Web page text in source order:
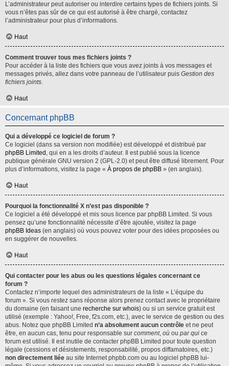
L’administrateur peut autoriser ou interdire certains types de fichiers joints. Si
vous n’êtes pas sûr de ce qui est autorisé à être chargé, contactez
l’administrateur pour plus d’informations.
Haut
Comment trouver tous mes fichiers joints ?
Pour accéder à la liste des fichiers que vous avez joints à vos messages et
messages privés, allez dans votre panneau de l’utilisateur puis Gestion des
fichiers joints.
Haut
Concernant phpBB
Qui a développé ce logiciel de forum ?
Ce logiciel (dans sa version non modifiée) est développé et distribué par
phpBB Limited , qui en a les droits d’auteur. Il est publié sous la licence
publique générale GNU version 2 (GPL-2.0) et peut être diffusé librement. Pour
plus d’informations, visitez la page « À propos de phpBB » (en anglais).
Haut
Pourquoi la fonctionnalité X n’est pas disponible ?
Ce logiciel a été développé et mis sous licence par phpBB Limited. Si vous
pensez qu’une fonctionnalité nécessite d’être ajoutée, visitez la page
phpBB Ideas (en anglais) où vous pouvez voter pour des idées proposées ou
en suggérer de nouvelles.
Haut
Qui contacter pour les abus ou les questions légales concernant ce
forum ?
Contactez n’importe lequel des administrateurs de la liste « L’équipe du
forum ». Si vous restez sans réponse alors prenez contact avec le propriétaire
du domaine (en faisant une recherche sur whois) ou si un service gratuit est
utilisé (exemple : Yahoo!, Free, f2s.com, etc.), avec le service de gestion ou des
abus. Notez que phpBB Limited n’a absolument aucun contrôle et ne peut
être, en aucun cas, tenu pour responsable sur comment, où ou par qui ce
forum est utilisé. Il est inutile de contacter phpBB Limited pour toute question
légale (cessions et désistements, responsabilité, propos diffamatoires, etc.)
non directement liée au site Internet phpbb.com ou au logiciel phpBB lui-